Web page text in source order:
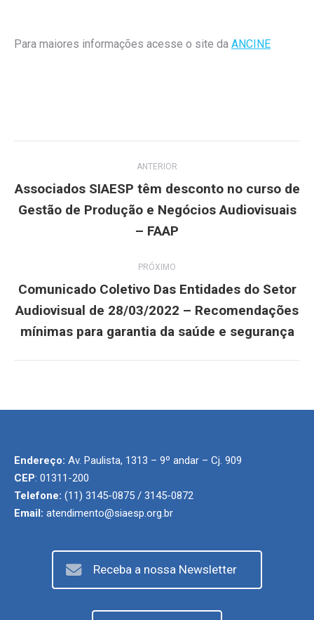
Para maiores informações acesse o site da ANCINE
de
post:
ANTERIOR
Post
anterior:
Associados SIAESP têm desconto no curso de
Gestão de Produção e Negócios Audiovisuais
– FAAP
PRÓXIMO
Próximo
post:
Comunicado Coletivo Das Entidades do Setor
Audiovisual de 28/03/2022 – Recomendações
mínimas para garantia da saúde e segurança
Endereço: Av. Paulista, 1313 – 9º andar – Cj. 909
CEP: 01311-200
Telefone: (11) 3145-0875 / 3145-0872
Email: atendimento@siaesp.org.br
Receba a nossa Newsletter